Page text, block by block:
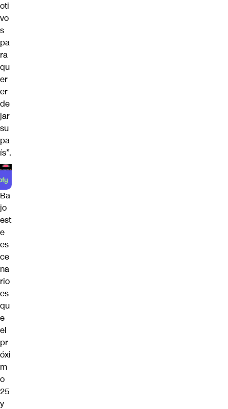
oti
vo
s
pa
ra
qu
er
er
de
jar
su
pa
ís”.
Ba
jo
est
e
es
ce
na
rio
es
qu
e
el
pr
óxi
m
o
25
y